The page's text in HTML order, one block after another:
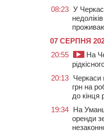
08:23 У
07 СЕРПНЯ
20:55
На
20:13 Черкаси
грн на
до кінця
19:34 На
оренди